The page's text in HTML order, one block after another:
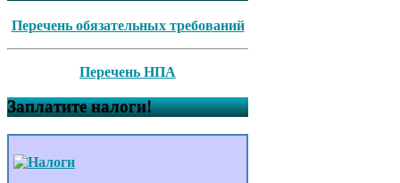
Перечень обязательных требований
Перечень НПА
Заплатите налоги!